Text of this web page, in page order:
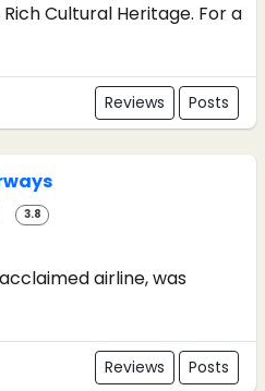
Cultural Heritage. For a
Reviews Posts
3.8
airline, was
Reviews Posts